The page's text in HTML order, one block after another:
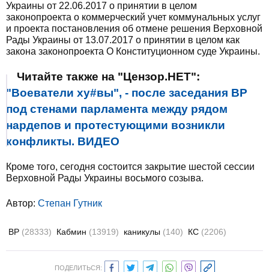
Украины от 22.06.2017 о принятии в целом
законопроекта о коммерческий учет коммунальных услуг
и проекта постановления об отмене решения Верховной
Рады Украины от 13.07.2017 о принятии в целом как
закона законопроекта О Конституционном суде Украины.
Читайте также на "Цензор.НЕТ":
"Воеватели ху#вы", - после заседания ВР
под стенами парламента между рядом
нардепов и протестующими возникли
конфликты. ВИДЕО
Кроме того, сегодня состоится закрытие шестой сессии
Верховной Рады Украины восьмого созыва.
Автор: Степан Гутник
ВР (28333) Кабмин (13919) каникулы (140) КС (2206)
ПОДЕЛИТЬСЯ: